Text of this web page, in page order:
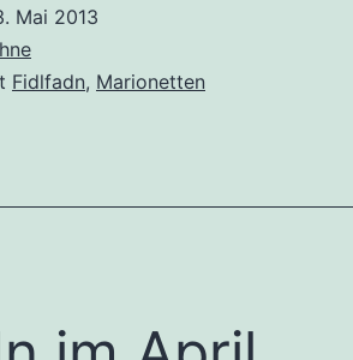
Mai 2013
Fidlfadn, Marionetten